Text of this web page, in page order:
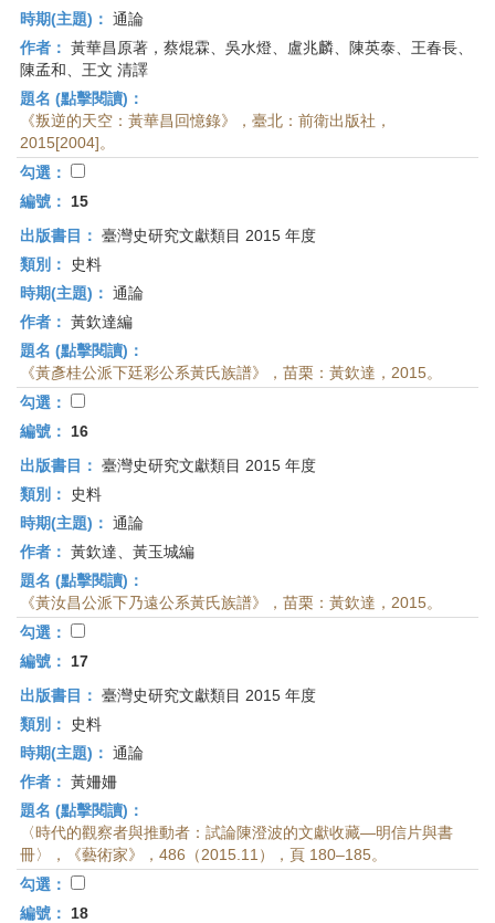
時期(主題)： 通論
作者： 黃華昌原著，蔡焜霖、吳水燈、盧兆麟、陳英泰、王春長、
陳孟和、王文 清譯
題名 (點擊閱讀)：
《叛逆的天空：黃華昌回憶錄》，臺北：前衛出版社，
2015[2004]。
勾選：
編號：
15
出版書目： 臺灣史研究文獻類目 2015 年度
類別：
史料
時期(主題)： 通論
作者： 黃欽達編
題名 (點擊閱讀)：
《黃彥桂公派下廷彩公系黃氏族譜》，苗栗：黃欽達，2015。
勾選：
編號：
16
出版書目： 臺灣史研究文獻類目 2015 年度
類別：
史料
時期(主題)： 通論
作者： 黃欽達、黃玉城編
題名 (點擊閱讀)：
《黃汝昌公派下乃遠公系黃氏族譜》，苗栗：黃欽達，2015。
勾選：
編號：
17
出版書目： 臺灣史研究文獻類目 2015 年度
類別：
史料
時期(主題)： 通論
作者： 黃姍姍
題名 (點擊閱讀)：
〈時代的觀察者與推動者：試論陳澄波的文獻收藏—明信片與書
冊〉，《藝術家》，486（2015.11），頁 180–185。
勾選：
編號：
18